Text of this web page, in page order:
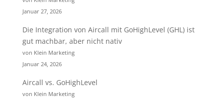
Januar 27, 2026
Die Integration von Aircall mit GoHighLevel (GHL) ist
gut machbar, aber nicht nativ
von Klein Marketing
Januar 24, 2026
Aircall vs. GoHighLevel
von Klein Marketing